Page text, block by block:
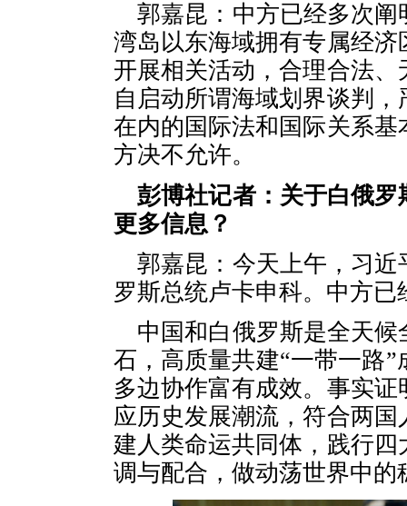
郭嘉昆：中方已经多次
湾岛以东海域拥有专属经
开展相关活动，合理合法
自启动所谓海域划界谈判
在内的国际法和国际关系
方决不允许。
彭博社记者：关于白俄
更多信息？
郭嘉昆：今天上午，习
罗斯总统卢卡申科。中方
中国和白俄罗斯是全天
石，高质量共建“一带一路
多边协作富有成效。事实
应历史发展潮流，符合两
建人类命运共同体，践行
调与配合，做动荡世界中的